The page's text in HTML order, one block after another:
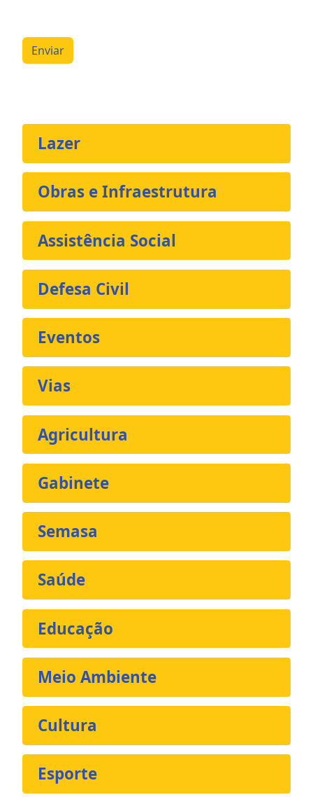
Enviar
Lazer
Obras e Infraestrutura
Assistência Social
Defesa Civil
Eventos
Vias
Agricultura
Gabinete
Semasa
Saúde
Educação
Meio Ambiente
Cultura
Esporte